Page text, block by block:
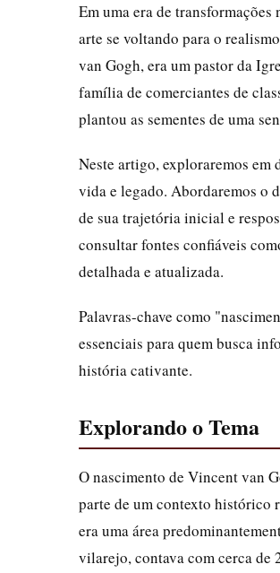
Em uma era de
arte se voltando para o
van Gogh, era um pastor da
família de comerciantes de
plantou as sementes de uma
Neste artigo, exploraremos em
vida e legado. Abordaremos o
de sua trajetória inicial e
consultar fontes confiáveis
detalhada e atualizada.
Palavras-chave como
essenciais para quem busca
história cativante.
Explorando o Tema
O nascimento de Vincent van
parte de um contexto histórico
era uma área
vilarejo, contava com cerca de